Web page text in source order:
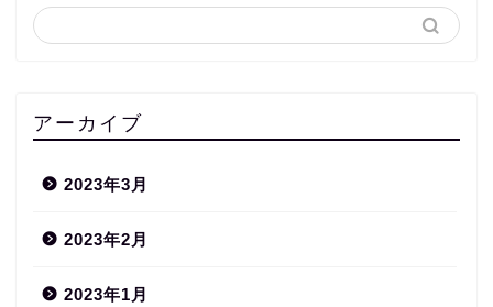
アーカイブ
2023年3月
2023年2月
2023年1月